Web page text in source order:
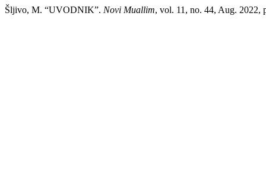
Šljivo, M. “UVODNIK”. Novi Muallim, vol. 11, no. 44, Aug. 2022,